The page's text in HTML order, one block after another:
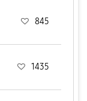
845
1435